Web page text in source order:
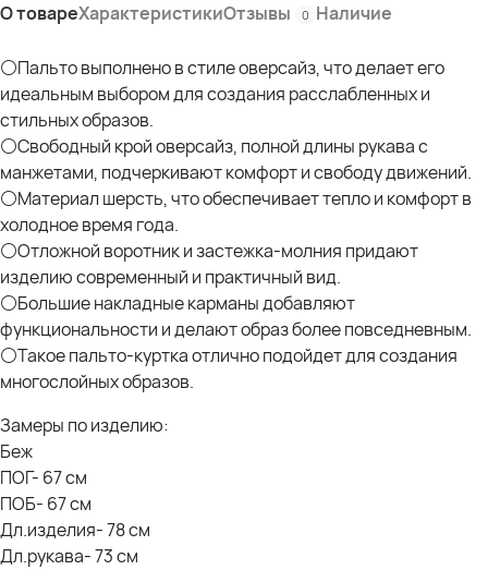
О товареХарактеристикиОтзывы 0 Наличие
⚪Пальто выполнено в стиле оверсайз, что делает его
идеальным выбором для создания расслабленных и
стильных образов.
⚪Свободный крой оверсайз, полной длины рукава с
манжетами, подчеркивают комфорт и свободу движений.
⚪Материал шерсть, что обеспечивает тепло и комфорт в
холодное время года.
⚪Отложной воротник и застежка-молния придают
изделию современный и практичный вид.
⚪Большие накладные карманы добавляют
функциональности и делают образ более повседневным.
⚪Такое пальто-куртка отлично подойдет для создания
многослойных образов.
Замеры по изделию:
Беж
ПОГ- 67 см
ПОБ- 67 см
Дл.изделия- 78 см
Дл.рукава- 73 см